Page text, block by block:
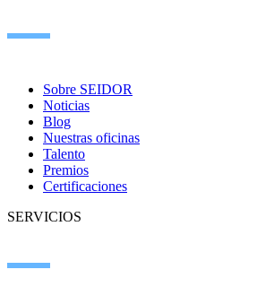
Sobre SEIDOR
Noticias
Blog
Nuestras oficinas
Talento
Premios
Certificaciones
SERVICIOS